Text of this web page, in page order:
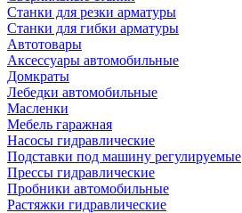
Станки для резки арматуры
Станки для гибки арматуры
Автотовары
Аксессуары автомобильные
Домкраты
Лебедки автомобильные
Масленки
Мебель гаражная
Насосы гидравлические
Подставки под машину регулируемые
Прессы гидравлические
Пробники автомобильные
Растяжки гидравлические